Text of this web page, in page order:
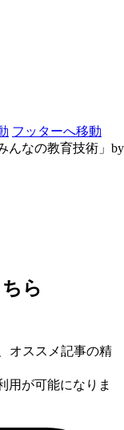
フッターへ移動
んなの教育技術」by
ら
オススメ記事の精
用が可能になりま